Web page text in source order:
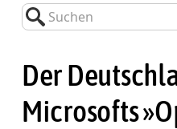
Suchen
Der
Microsofts